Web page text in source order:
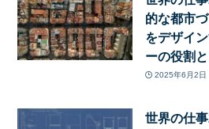
的な都市
をデザイ
ーの役割
2025年6月2日
世界の仕